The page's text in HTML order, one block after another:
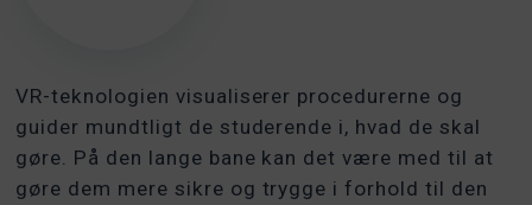
VR-teknologien visualiserer procedurerne og
guider mundtligt de studerende i, hvad de skal
gøre. På den lange bane kan det være med til at
gøre dem mere sikre og trygge i forhold til den